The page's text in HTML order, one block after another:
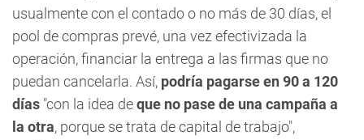
usualmente con el contado o no más de 30 días, el
pool de compras prevé, una vez efectivizada la
operación, financiar la entrega a las firmas que no
puedan cancelarla. Así, podría pagarse en 90 a 120
días "con la idea deque no pase de una campaña a
la otra, porque se trata de capital de trabajo",